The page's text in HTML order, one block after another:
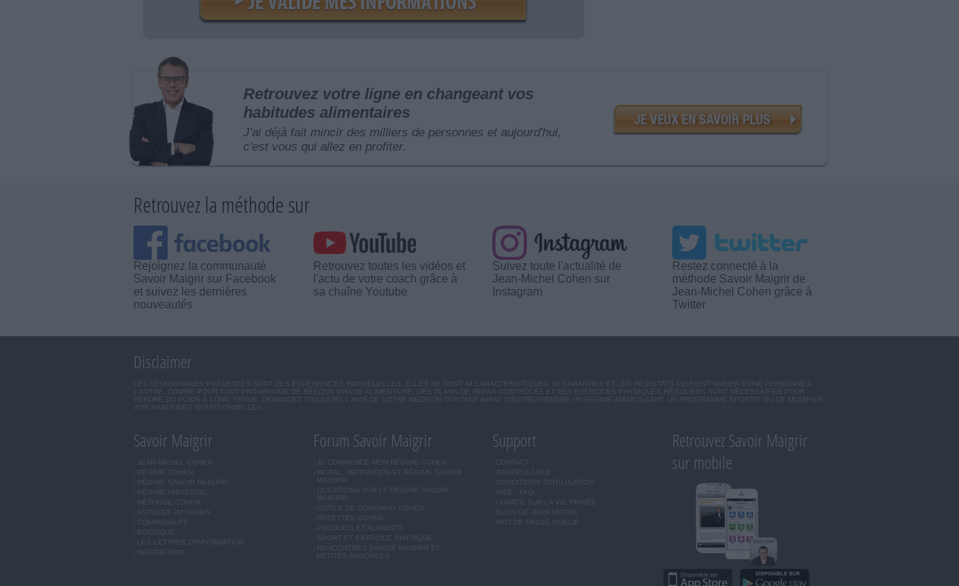
Retrouvez votre ligne en changeant vos
habitudes alimentaires
J'ai déjà fait mincir des milliers de personnes et aujourd'hui,
c'est vous qui allez en profiter.
Retrouvez la méthode sur
Rejoignez la communauté
Savoir Maigrir sur Facebook
et suivez les dernières
nouveautés
Retrouvez toutes les vidéos et
l'actu de votre coach grâce à
sa chaîne Youtube
Suivez toute l'actualité de
Jean-Michel Cohen sur
Instagram
Restez connecté à la
méthode Savoir Maigrir de
Jean-Michel Cohen grâce à
Twitter
Disclaimer
LES TÉMOIGNAGES PRÉSENTÉS SONT DES EXPÉRIENCES INDIVIDUELLES. ELLES NE SONT NI CARACTÉRISTIQUES, NI GARANTIES ET LES RÉSULTATS PEUVENT VARIER D'UNE PERSONNE A
L'AUTRE. COMME POUR TOUT PROGRAMME DE RÉÉQUILIBRAGE ALIMENTAIRE, DES PLANS DE REPAS CONTRÔLÉS ET DES EXERCICES PHYSIQUES RÉGULIERS SONT NÉCESSAIRES POUR
PERDRE DU POIDS À LONG TERME. DEMANDEZ TOUJOURS L'AVIS DE VOTRE MÉDECIN TRAITANT AVANT D'ENTREPRENDRE UN RÉGIME AMINCISSANT, UN PROGRAMME SPORTIF OU DE MODIFIER
VOS HABITUDES NUTRITIONNELLES.
Savoir Maigrir
JEAN-MICHEL COHEN
RÉGIME COHEN
RÉGIME SAVOIR MAIGRIR
RÉGIME UNIVERSEL
MÉTHODE COHEN
ASTUCES JM COHEN
COMMUNAUTÉ
BOUTIQUE
LES LETTRES D'INFORMATION
INSCRIPTION
Forum Savoir Maigrir
JE COMMENCE MON RÉGIME COHEN
MORAL, MOTIVATION ET RÉGIME SAVOIR
MAIGRIR
QUESTIONS SUR LE RÉGIME SAVOIR
MAIGRIR
OUTILS DE COACHING COHEN
RECETTES COHEN
PRODUITS ET ALIMENTS
SPORT ET EXERCICE PHYSIQUE
RENCONTRES SAVOIR MAIGRIR ET
PETITES ANNONCES
Support
CONTACT
RAPPELEZ-MOI
CONDITIONS D'UTILISATION
AIDE - FAQ
CHARTE SUR LA VIE PRIVÉE
BLOG DE JEAN MICHEL
MOT DE PASSE OUBLIÉ
Retrouvez Savoir Maigrir
sur mobile